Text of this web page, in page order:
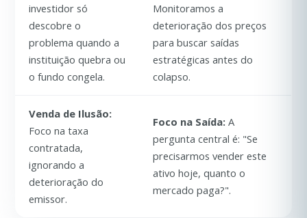
investidor só
descobre o
problema quando a
instituição quebra ou
o fundo congela.
Monitoramos a
deterioração dos preços
para buscar saídas
estratégicas antes do
colapso.
Venda de Ilusão:
Foco na taxa
contratada,
ignorando a
deterioração do
emissor.
Foco na Saída: A
pergunta central é: "Se
precisarmos vender este
ativo hoje, quanto o
mercado paga?".